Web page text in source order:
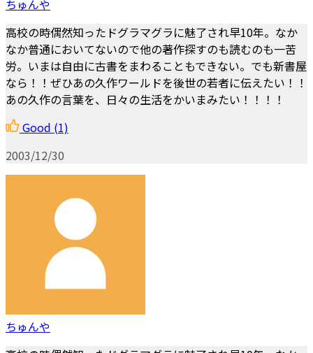
ちゅんや
高校の時偶然知ったドグラマグラに魅了され早10年。なか
なか普通においてないので他の著作探すのも読むのも一苦
労。いまは自由に古書をまわることもできない。でも新書屋
なら！！ぜひあの久作ワールドを後世の若者に伝えたい！！
あの久作の言葉を、日々の生活をかいまみたい！！！！
Good (1)
2003/12/30
ちゅんや